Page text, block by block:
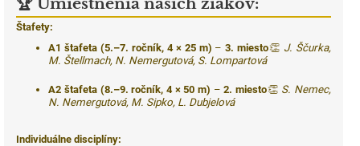
Štafety:
A1 štafeta (5.–7. ročník, 4 × 25 m) –3. miesto👏 J. Ščurka,
M. Štellmach, N. Nemergutová, S. Lompartová
A2 štafeta (8.–9. ročník, 4 × 50 m) –2. miesto👏 S. Nemec,
N. Nemergutová, M. Sipko, L. Dubjelová
Individuálne disciplíny: